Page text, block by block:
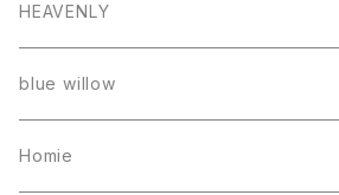
HEAVENLY
blue willow
Homie